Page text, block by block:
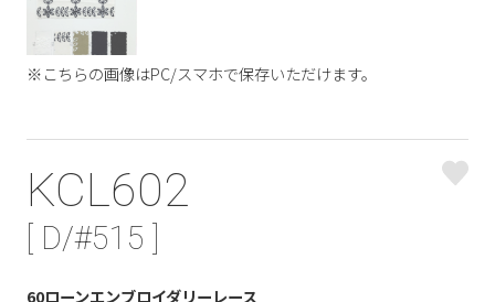
※こちらの画像はPC/スマホで保存いただけます。
KCL602
[ D/#515 ]
60ローンエンブロイダリーレース